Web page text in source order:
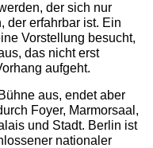
der sich nur
der erfahrbar ist. Ein
Vorstellung besucht,
das nicht erst
aufgeht.
aus, endet aber
Foyer, Marmorsaal,
und Stadt. Berlin ist
nationaler